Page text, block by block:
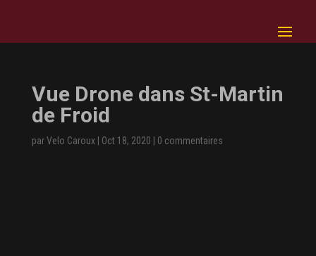
Vue Drone dans St-Martin
de Froid
parVelo Caroux| Oct 18, 2020 0 commentaires